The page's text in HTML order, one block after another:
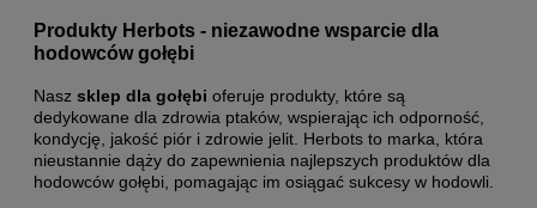
Produkty Herbots - niezawodne wsparcie dla
hodowców gołębi
Nasz sklep dla gołębi oferuje produkty, które są
dedykowane dla zdrowia ptaków, wspierając ich odporność,
kondycję, jakość piór i zdrowie jelit. Herbots to marka, która
nieustannie dąży do zapewnienia najlepszych produktów dla
hodowców gołębi, pomagając im osiągać sukcesy w hodowli.